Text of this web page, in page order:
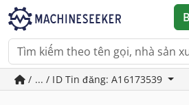
/ ... / ID Tin đăng: A16173539